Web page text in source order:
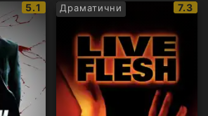
IMDb
рейтинг:
5.1 Драматични
IMDb
7.3